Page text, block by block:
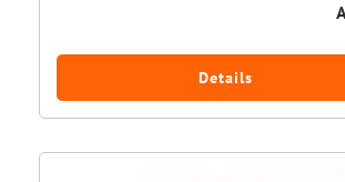
Details